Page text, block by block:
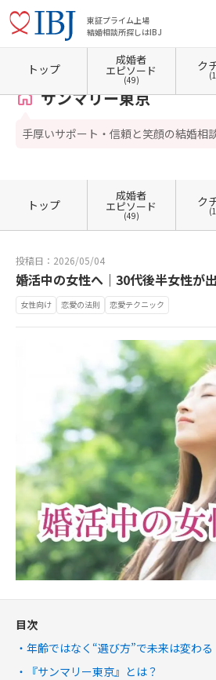
東証プライム上場
結婚相談所探しはIBJ
ホーム 東京都の結婚相談所 東京都港区 東京都港
サンマリー東京
手厚いサポート・信頼と笑顔の結婚相
トップ
成婚者
エピソード
(49)
ク
トップ
成婚者
エピソード
(49)
ク
投稿日：2026/05/04
婚活中の女性へ｜30代後半女性が
女性向け 恋愛の法則 恋愛テクニック
目次
年齢ではなく“選び方”で未来は変わる
『サンマリー東京』とは？